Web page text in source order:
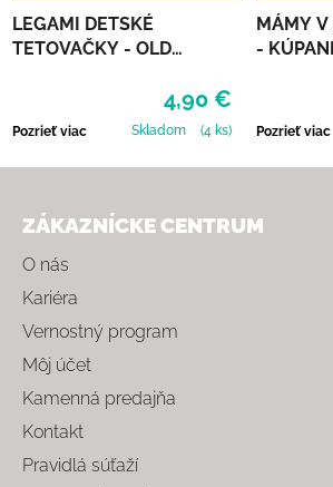
LEGAMI DETSKÉ
TETOVAČKY - OLD
4,90 €
Pozrieť viac Skladom (4 ks)
MÁMY
-
Pozrieť viac
ZÁKAZNÍCKE CENTRUM
O nás
Kariéra
Vernostný program
Môj účet
Kamenná predajňa
Kontakt
Pravidlá súťaží